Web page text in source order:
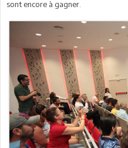
sont encore à gagner.